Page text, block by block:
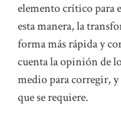
elemento crítico para
esta manera, la
forma más rápida y
cuenta la opinión de
medio para corregir,
que se requiere.